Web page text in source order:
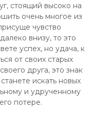
стоящий высоко на
очень многое из
чувство
внизу, то это
успех, но удача, к
от своих старых
друга, это знак
искать новых
и удрученному
потере.